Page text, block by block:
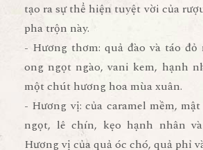
tạo ra sự thể hiện tuyệt vời của
pha trộn này.
- Hương thơm: quả đào và táo đỏ
ong ngọt ngào, vani kem, hạnh
một chút hương hoa mùa xuân.
- Hương vị: của caramel mềm,
ngọt, lê chín, kẹo hạnh nhân
Hương vị của quả óc chó, quả phỉ